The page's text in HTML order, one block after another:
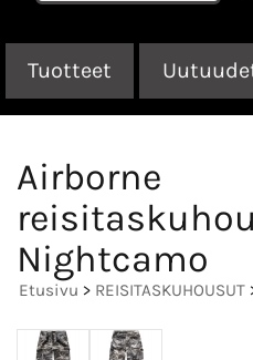
Tuotteet
Airborne
Nightcamo
Etusivu > REISITASKUHOUSUT